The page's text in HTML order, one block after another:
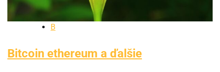
B
Bitcoin ethereum a ďalšie